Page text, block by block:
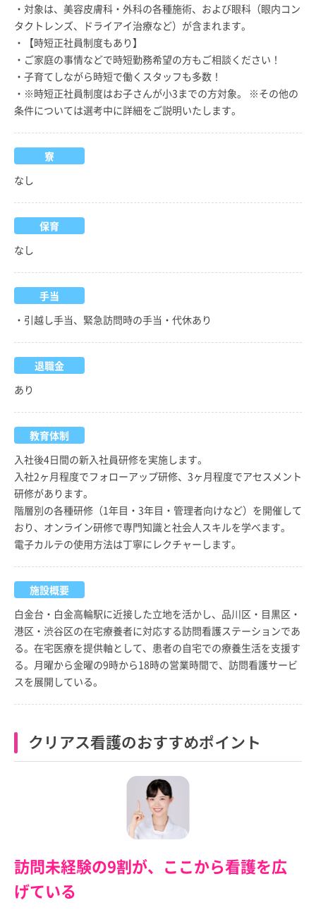
・対象は、美容皮膚科・外科の各種施術、および眼科（眼内コン
タクトレンズ、ドライアイ治療など）が含まれます。
・【時短正社員制度もあり】
・ご家庭の事情などで時短勤務希望の方もご相談ください！
・子育てしながら時短で働くスタッフも多数！
・※時短正社員制度はお子さんが小3までの方対象。 ※その他の
条件については選考中に詳細をご説明いたします。
寮
なし
保育
なし
手当
・引越し手当、緊急訪問時の手当・代休あり
退職金
あり
教育体制
入社後4日間の新入社員研修を実施します。
入社2ヶ月程度でフォローアップ研修、3ヶ月程度でアセスメント
研修があります。
階層別の各種研修（1年目・3年目・管理者向けなど）を開催して
おり、オンライン研修で専門知識と社会人スキルを学べます。
電子カルテの使用方法は丁寧にレクチャーします。
施設概要
白金台・白金高輪駅に近接した立地を活かし、品川区・目黒区・
港区・渋谷区の在宅療養者に対応する訪問看護ステーションであ
る。在宅医療を提供軸として、患者の自宅での療養生活を支援す
る。月曜から金曜の9時から18時の営業時間で、訪問看護サービ
スを展開している。
クリアス看護のおすすめポイント
訪問未経験の9割が、ここから看護を広
げている